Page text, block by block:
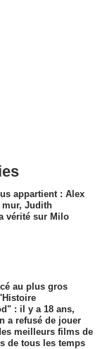
appartient : Alex
Judith
vérité sur Milo
au plus gros
: il y a 18 ans,
a refusé de jouer
meilleurs films de
de tous les temps